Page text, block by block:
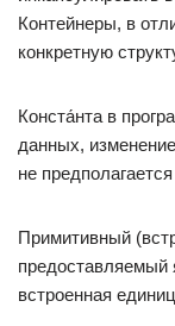
Контейнеры, в
конкретную
Конста́нта в
данных,
не
Примитивный
предоставляемый
встроенная